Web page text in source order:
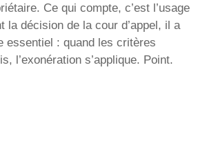
Ce qui compte, c’est l’usage
la décision de la cour d’appel, il a
essentiel : quand les critères
l’exonération s’applique. Point.